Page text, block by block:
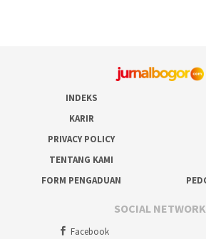
INDEKS
KARIR
PRIVACY POLICY
TENTANG KAMI
FORM PENGADUAN
SOCIAL NETWORK
Facebook